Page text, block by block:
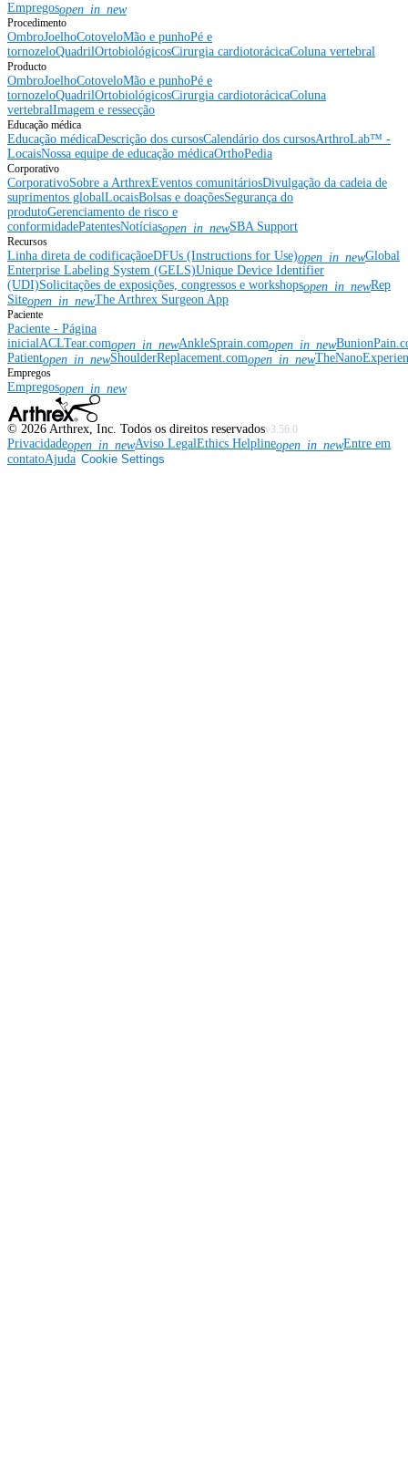
Empregosopen_in_new
Procedimento
OmbroJoelhoCotoveloMão e punhoPé e
tornozeloQuadrilOrtobiológicosCirurgia cardiotorácicaColuna vertebral
Producto
OmbroJoelhoCotoveloMão e punhoPé e
tornozeloQuadrilOrtobiológicosCirurgia cardiotorácicaColuna
vertebralImagem e ressecção
Educação médica
Educação médicaDescrição dos cursosCalendário dos cursosArthroLab™ -
LocaisNossa equipe de educação médicaOrthoPedia
Corporativo
CorporativoSobre a ArthrexEventos comunitáriosDivulgação da cadeia de
suprimentos globalLocaisBolsas e doaçõesSegurança do
produtoGerenciamento de risco e
conformidadePatentesNotíciasopen_in_newSBA Support
Recursos
Linha direta de codificaçãoeDFUs (Instructions for Use)open_in_newGlobal
Enterprise Labeling System (GELS)Unique Device Identifier
(UDI)Solicitações de exposições, congressos e workshopsopen_in_newRep
Siteopen_in_newThe Arthrex Surgeon App
Paciente
Paciente - Página
inicialACLTear.comopen_in_newAnkleSprain.comopen_in_new
Patientopen_in_newShoulderReplacement.comopen_in_new
Empregos
Empregosopen_in_new
© 2026 Arthrex, Inc. Todos os direitos reservadosv3.56.0
Privacidadeopen_in_newAviso LegalEthics Helplineopen_in_newEntre em
contatoAjuda Cookie Settings